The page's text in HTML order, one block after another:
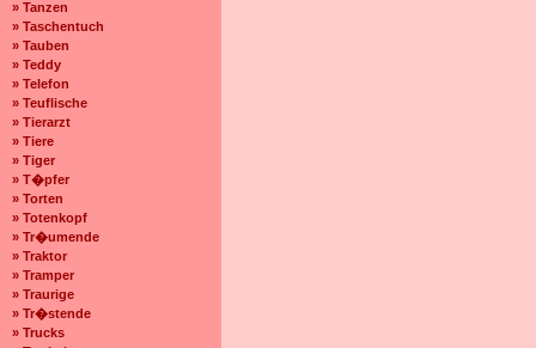
» Tanzen
» Taschentuch
» Tauben
» Teddy
» Telefon
» Teuflische
» Tierarzt
» Tiere
» Tiger
» T�pfer
» Torten
» Totenkopf
» Tr�umende
» Traktor
» Tramper
» Traurige
» Tr�stende
» Trucks